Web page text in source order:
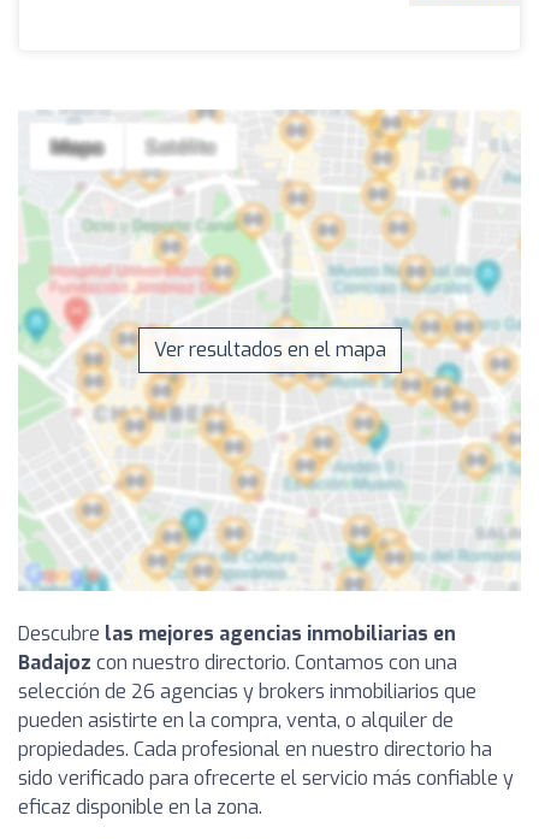
Ver resultados en el mapa
Descubre las mejores agencias inmobiliarias en
Badajoz con nuestro directorio. Contamos con una
selección de 26 agencias y brokers inmobiliarios que
pueden asistirte en la compra, venta, o alquiler de
propiedades. Cada profesional en nuestro directorio ha
sido verificado para ofrecerte el servicio más confiable y
eficaz disponible en la zona.